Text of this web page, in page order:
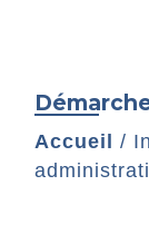
Accueil /